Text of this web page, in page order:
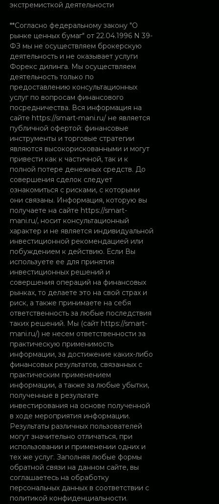
экстремисткой деятельности
**Согласно федеральному закону "О
рынке ценных бумаг" от 22.04.1996 N 39-
ФЗ мы не осуществляем брокерскую
деятельность и не оказывает услуги
Форекс дилинга. Мы осуществляем
деятельность только по
предоставлению консультационных
услуг по вопросам финансового
посредничества. Вся информация на
сайте https://smart-mani.ru/ не является
публичной офертой: финансовые
инструменты и торговые стратегии
являются высокорискованными и могут
привести как к частичной, так и к
полной потере денежных средств. До
совершения сделок следует
ознакомиться с рисками, с которыми
они связаны. Информация, которую вы
получаете на сайте https://smart-
mani.ru/, носит консультационный
характер и не является индивидуальной
инвестиционной рекомендацией или
побуждением к действию. Если Вы
используете ее для принятия
инвестиционных решений и
совершения операций на финансовых
рынках, то делаете это на свой страх и
риск, а также принимаете на себя
ответственность за любые последствия
таких решений. Мы (сайт https://smart-
mani.ru/) не несем ответственности за
практическую применимость
информации, за достижение каких-либо
финансовых результатов, связанных с
практическим применением
информации, а также за любые убытки,
полученные в результате
инвестирования на основе полученной
в ходе мероприятия информации.
Результаты различных пользователей
могут значительно отличаться, при
использовании и применении одних и
тех же услуг. Заполняя любые формы
обратной связи на данном сайте, вы
соглашаетесь на обработку
персональных данных в соответствии с
политикой конфиденциальности.